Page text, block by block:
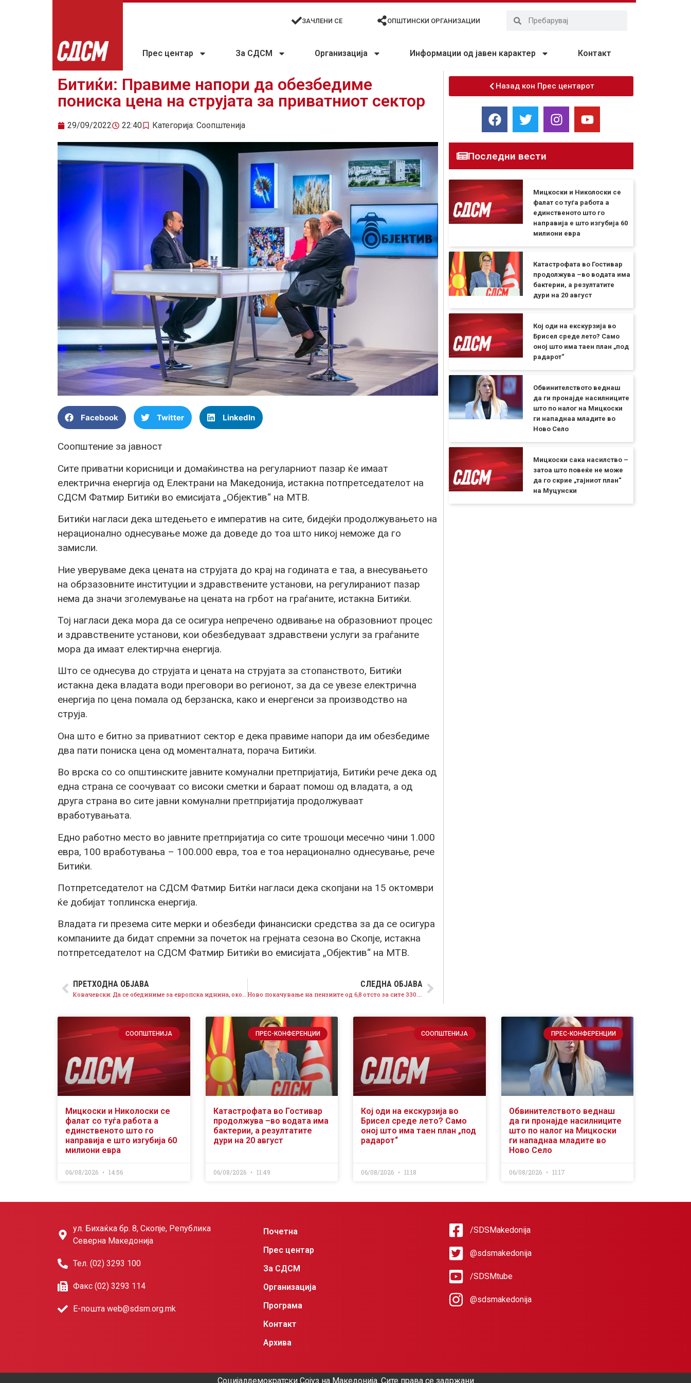
ЗАЧЛЕНИ СЕ ОПШТИНСКИ ОРГАНИЗАЦИИ
Прес центар За СДСМ Организација Информации од јавен карактер Контакт
Битиќи: Правиме напори да обезбедиме
пониска цена на струјата за приватниот сектор
29/09/2022 22:40 Категорија: Соопштенија
Facebook Twitter LinkedIn
Соопштение за јавност
Сите приватни корисници и домаќинства на регуларниот пазар ќе имаат
електрична енергија од Електрани на Македонија, истакна потпретседателот на
СДСМ Фатмир Битиќи во емисијата „Објектив“ на МТВ.
Битиќи нагласи дека штедењето е императив на сите, бидејќи продолжувањето на
нерационално однесување може да доведе до тоа што никој неможе да го
замисли.
Ние уверуваме дека цената на струјата до крај на годината е таа, а внесувањето
на обрзазовните институции и здравствените установи, на регулираниот пазар
нема да значи зголемување на цената на грбот на граѓаните, истакна Битиќи.
Тој нагласи дека мора да се осигура непречено одвивање на образовниот процес
и здравствените установи, кои обезбедуваат здравствени услуги за граѓаните
мора да имаат електирчна енергија.
Што се однесува до струјата и цената на струјата за стопанството, Битиќи
истакна дека владата води преговори во регионот, за да се увезе електрична
енергија по цена помала од берзанска, како и енергенси за производство на
струја.
Она што е битно за приватниот сектор е дека правиме напори да им обезбедиме
два пати пониска цена од моменталната, порача Битиќи.
Во врска со со општинските јавните комунални претпријатија, Битиќи рече дека од
една страна се соочуваат со високи сметки и бараат помош од владата, а од
друга страна во сите јавни комунални претпријатија продолжуваат
вработувањата.
Едно работно место во јавните претпријатија со сите трошоци месечно чини 1.000
евра, 100 вработувања – 100.000 евра, тоа е тоа нерационално однесување, рече
Битиќи.
Потпретседателот на СДСМ Фатмир Битќи нагласи дека скопјани на 15 октомври
ќе добијат топлинска енергија.
Владата ги презема сите мерки и обезбеди финансиски средства за да се осигура
компаниите да бидат спремни за почеток на грејната сезона во Скопје, истакна
потпретседателот на СДСМ Фатмир Битиќи во емисијата „Објектив“ на МТВ.
ПРЕТХОДНА ОБЈАВА СЛЕДНА ОБЈАВА
Назад кон Прес центарот
Последни вести
Мицкоски и Николоски се
фалат со туѓа работа а
единственото што го
направија е што изгубија 60
милиони евра
Катастрофата во Гостивар
продолжува –во водата има
бактерии, а резултатите
дури на 20 август
Кој оди на екскурзија во
Брисел среде лето? Само
оној што има таен план „под
радарот“
Обвинителството веднаш
да ги пронајде насилниците
што по налог на Мицкоски
ги нападнаа младите во
Ново Село
Мицкоски сака насилство –
затоа што повеќе не може
да го скрие „тајниот план“
на Муцунски
СООПШТЕНИЈА
Мицкоски и Николоски се
фалат со туѓа работа а
единственото што го
направија е што изгубија 60
милиони евра
06/08/2026 14:56
ПРЕС-КОНФЕРЕНЦИИ
Катастрофата во Гостивар
продолжува –во водата има
бактерии, а резултатите
дури на 20 август
06/08/2026 11:49
СООПШТЕНИЈА
Кој оди на екскурзија во
Брисел среде лето? Само
оној што има таен план „под
радарот“
06/08/2026 11:18
ПРЕС-КОНФЕРЕНЦИИ
Обвинителството веднаш
да ги пронајде насилниците
што по налог на Мицкоски
ги нападнаа младите во
Ново Село
06/08/2026 11:17
ул. Бихаќка бр. 8, Скопје, Република
Северна Македонија
Тел. (02) 3293 100
Факс (02) 3293 114
Е-пошта web@sdsm.org.mk
Почетна
Прес центар
За СДСМ
Организација
Програма
Контакт
Архива
/SDSMakedonija
@sdsmakedonija
/SDSMtube
@sdsmakedonija
Социјалдемократски Сојуз на Македонија. Сите права се задржани